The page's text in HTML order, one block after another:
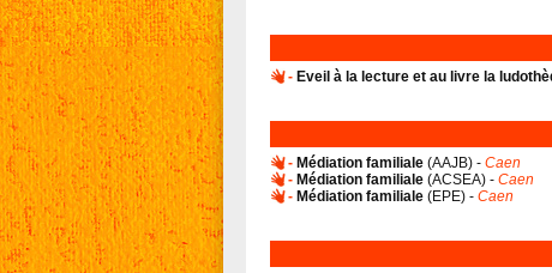
- Eveil à la lecture et au livre la
- Médiation familiale (AAJB) - Caen
- Médiation familiale (ACSEA) - Caen
- Médiation familiale (EPE) - Caen